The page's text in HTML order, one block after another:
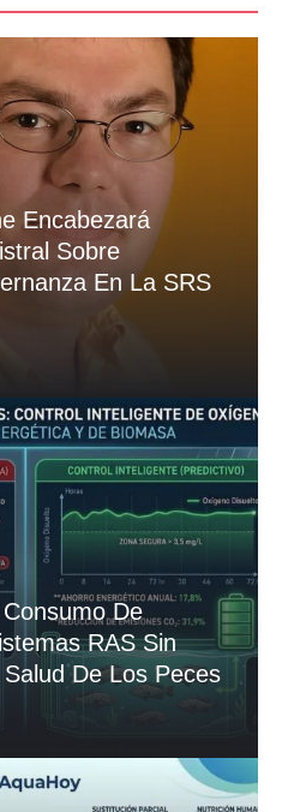
Encabezará
Sobre
En La SRS
De
RAS Sin
De Los Peces